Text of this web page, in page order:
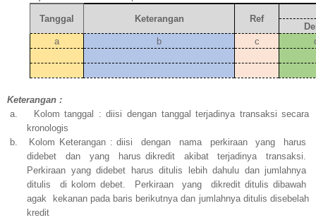
Tanggal Keterangan Ref
a
b c
Keterangan :
a.
Kolom tanggal : diisi dengan tanggal terjadinya transaksi secara
kronologis
b.
Kolom Keterangan :diisi dengan nama perkiraan yang
harus
didebet
dan yang harus dikredit akibat terjadinya
transaksi.
Perkiraan yang didebet harus ditulis lebih dahulu dan jumlahnya
ditulis
di kolom debet. Perkiraan yang
dikredit ditulis dibawah
agak
kekanan pada baris berikutnya dan jumlahnya ditulis disebelah
kredit